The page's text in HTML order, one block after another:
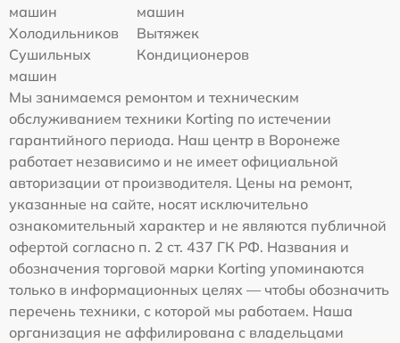
машин
машин
Холодильников
Вытяжек
Сушильных
машин
Кондиционеров
Мы занимаемся ремонтом и техническим
обслуживанием техники Korting по истечении
гарантийного периода. Наш центр в Воронеже
работает независимо и не имеет официальной
авторизации от производителя. Цены на ремонт,
указанные на сайте, носят исключительно
ознакомительный характер и не являются публичной
офертой согласно п. 2 ст. 437 ГК РФ. Названия и
обозначения торговой марки Korting упоминаются
только в информационных целях — чтобы обозначить
перечень техники, с которой мы работаем. Наша
организация не аффилирована с владельцами